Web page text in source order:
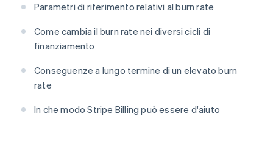
Parametri di riferimento relativi al burn rate
Come cambia il burn rate nei diversi cicli di
finanziamento
Conseguenze a lungo termine di un elevato burn
rate
In che modo Stripe Billing può essere d'aiuto